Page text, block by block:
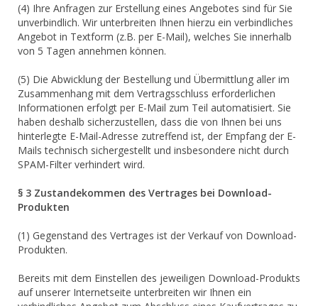
(4) Ihre Anfragen zur Erstellung eines Angebotes sind für Sie
unverbindlich. Wir unterbreiten Ihnen hierzu ein verbindliches
Angebot in Textform (z.B. per E-Mail), welches Sie innerhalb
von 5 Tagen annehmen können.
(5) Die Abwicklung der Bestellung und Übermittlung aller im
Zusammenhang mit dem Vertragsschluss erforderlichen
Informationen erfolgt per E-Mail zum Teil automatisiert. Sie
haben deshalb sicherzustellen, dass die von Ihnen bei uns
hinterlegte E-Mail-Adresse zutreffend ist, der Empfang der E-
Mails technisch sichergestellt und insbesondere nicht durch
SPAM-Filter verhindert wird.
§ 3 Zustandekommen des Vertrages bei Download-
Produkten
(1) Gegenstand des Vertrages ist der Verkauf von Download-
Produkten.
Bereits mit dem Einstellen des jeweiligen Download-Produkts
auf unserer Internetseite unterbreiten wir Ihnen ein